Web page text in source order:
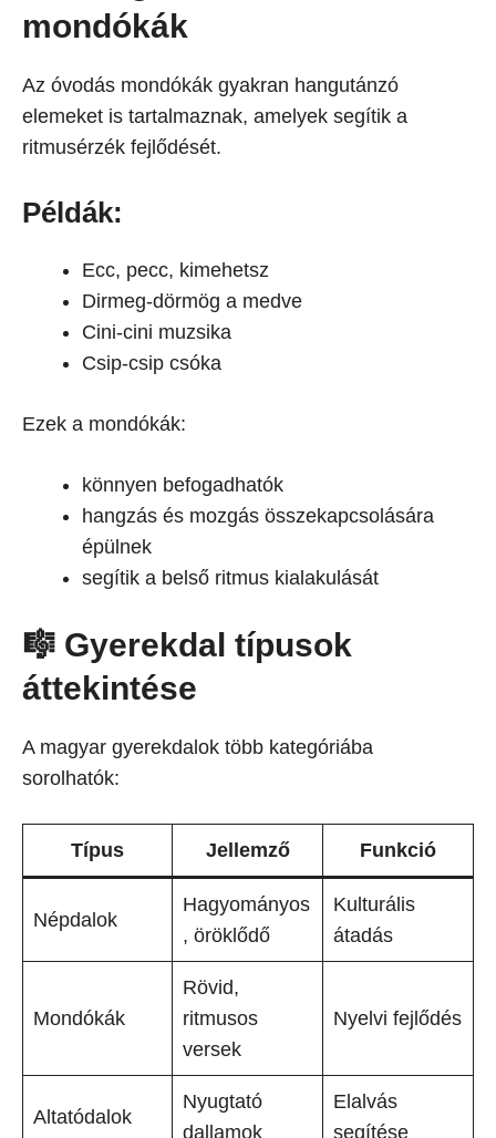
mondókák
Az óvodás mondókák gyakran hangutánzó
elemeket is tartalmaznak, amelyek segítik a
ritmusérzék fejlődését.
Példák:
Ecc, pecc, kimehetsz
Dirmeg-dörmög a medve
Cini-cini muzsika
Csip-csip csóka
Ezek a mondókák:
könnyen befogadhatók
hangzás és mozgás összekapcsolására
épülnek
segítik a belső ritmus kialakulását
🎼 Gyerekdal típusok
áttekintése
A magyar gyerekdalok több kategóriába
sorolhatók:
Típus Jellemző Funkció
Népdalok
Hagyományos
, öröklődő
Kulturális
átadás
Mondókák
Rövid,
ritmusos
versek
Nyelvi fejlődés
Altatódalok
Nyugtató
dallamok
Elalvás
segítése